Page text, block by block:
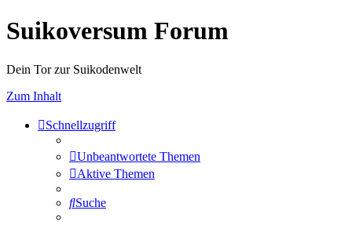
Suikoversum Forum
Dein Tor zur Suikodenwelt
Zum Inhalt
Schnellzugriff
Unbeantwortete Themen
Aktive Themen
Suche